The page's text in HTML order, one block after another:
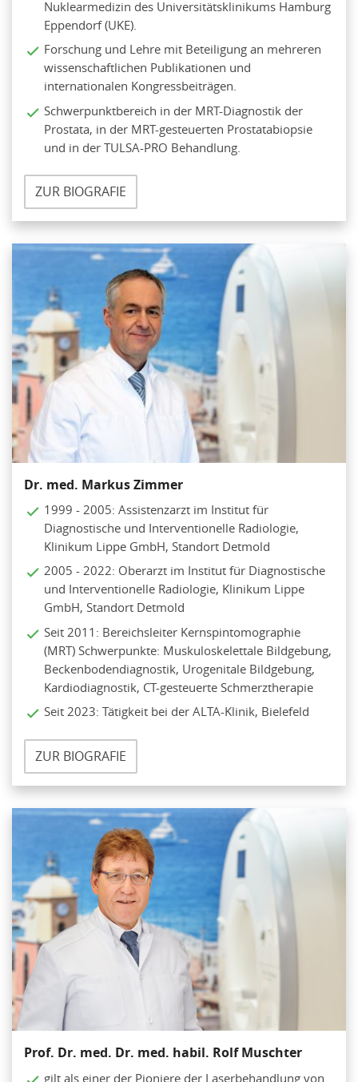
Nuklearmedizin des Universitätsklinikums Hamburg
Eppendorf (UKE).
Forschung und Lehre mit Beteiligung an mehreren
wissenschaftlichen Publikationen und
internationalen Kongressbeiträgen.
Schwerpunktbereich in der MRT-Diagnostik der
Prostata, in der MRT-gesteuerten Prostatabiopsie
und in der TULSA-PRO Behandlung.
ZUR BIOGRAFIE
Dr. med. Markus Zimmer
1999 - 2005: Assistenzarzt im Institut für
Diagnostische und Interventionelle Radiologie,
Klinikum Lippe GmbH, Standort Detmold
2005 - 2022: Oberarzt im Institut für Diagnostische
und Interventionelle Radiologie, Klinikum Lippe
GmbH, Standort Detmold
Seit 2011: Bereichsleiter Kernspintomographie
(MRT) Schwerpunkte: Muskuloskelettale Bildgebung,
Beckenbodendiagnostik, Urogenitale Bildgebung,
Kardiodiagnostik, CT-gesteuerte Schmerztherapie
Seit 2023: Tätigkeit bei der ALTA-Klinik, Bielefeld
ZUR BIOGRAFIE
Prof. Dr. med. Dr. med. habil. Rolf Muschter
gilt als einer der Pioniere der Laserbehandlung von